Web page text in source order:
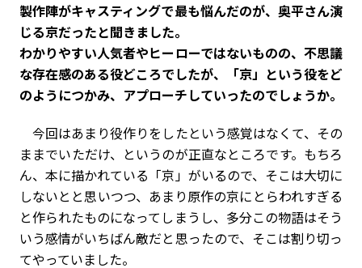
――製作陣がキャスティングで最も悩んだのが、奥平さん演
じる京だったと聞きました。
わかりやすい人気者やヒーローではないものの、不思議
な存在感のある役どころでしたが、「京」という役をど
のようにつかみ、アプローチしていったのでしょうか。
今回はあまり役作りをしたという感覚はなくて、その
ままでいただけ、というのが正直なところです。もちろ
ん、本に描かれている「京」がいるので、そこは大切に
しないとと思いつつ、あまり原作の京にとらわれすぎる
と作られたものになってしまうし、多分この物語はそう
いう感情がいちばん敵だと思ったので、そこは割り切っ
てやっていました。